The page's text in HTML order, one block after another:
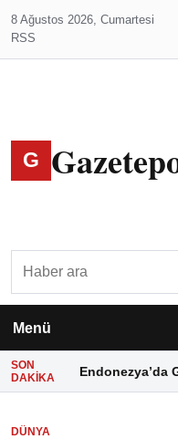
8 Ağustos 2026, Cumartesi
RSS
G
Menü
SON
DAKIKA
Endonezya’da
DÜNYA